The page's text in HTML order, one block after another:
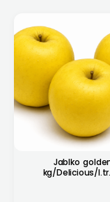
Jablko
kg/Delicious/